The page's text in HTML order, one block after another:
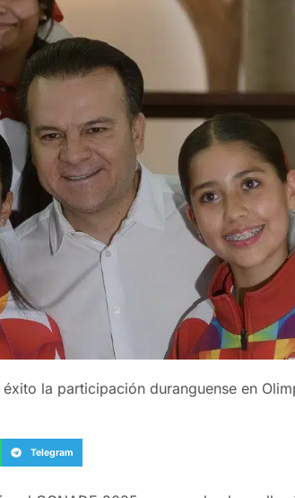
la participación duranguense en
Telegram